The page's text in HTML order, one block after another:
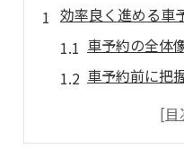
効率良く進める車
車予約の全体
車予約前に把
オンライン車